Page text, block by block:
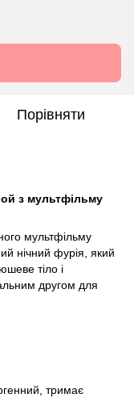
Порівняти
з мультфільму
мультфільму
нічний фурія, який
тіло і
другом для
тримає